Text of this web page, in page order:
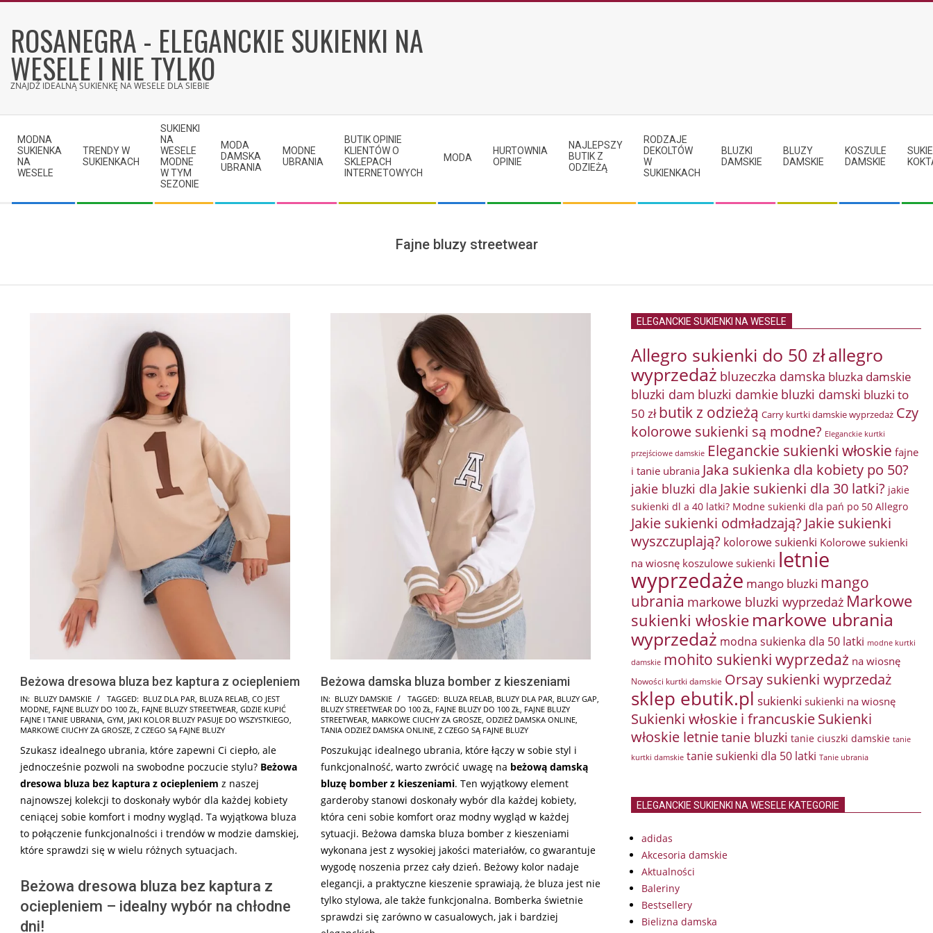
contentROSANEGRA - ELEGANCKIE SUKIENKI NA
WESELE I NIE TYLKO
ZNAJDŹ IDEALNĄ SUKIENKĘ NA WESELE DLA SIEBIE
Navigation
Menu
MODNA
SUKIENKA
NA
WESELE
TRENDY W
SUKIENKACH
SUKIENKI
NA
WESELE
MODNE
W TYM
SEZONIE
MODA
DAMSKA
UBRANIA
MODNE
UBRANIA
BUTIK OPINIE
KLIENTÓW O
SKLEPACH
INTERNETOWYCH
MODA
HURTOWNIA
OPINIE
NAJLEPSZY
BUTIK Z
ODZIEŻĄ
RODZAJE
DEKOLTÓW
W
SUKIENKACH
BLUZKI
DAMSKIE
BLUZY
DAMSKIE
KOSZULE
DAMSKIE
Fajne bluzy streetwear
Beżowa dresowa bluza bez kaptura z ociepleniem
2024-
09-
14
IN: BLUZY DAMSKIE TAGGED: BLUZ DLA PAR, BLUZA RELAB, CO JEST
MODNE, FAJNE BLUZY DO 100 ZŁ, FAJNE BLUZY STREETWEAR, GDZIE KUPIĆ
FAJNE I TANIE UBRANIA, GYM, JAKI KOLOR BLUZY PASUJE DO WSZYSTKIEGO,
MARKOWE CIUCHY ZA GROSZE, Z CZEGO SĄ FAJNE BLUZY
Szukasz idealnego ubrania, które zapewni Ci ciepło, ale
jednocześnie pozwoli na swobodne poczucie stylu? Beżowa
dresowa bluza bez kaptura z ociepleniem z naszej
najnowszej kolekcji to doskonały wybór dla każdej kobiety
ceniącej sobie komfort i modny wygląd. Ta wyjątkowa bluza
to połączenie funkcjonalności i trendów w modzie damskiej,
które sprawdzi się w wielu różnych sytuacjach.
Beżowa dresowa bluza bez kaptura z
ociepleniem – idealny wybór na chłodne
dni!
Beżowa damska bluza bomber z kieszeniami
2024-
09-
13
IN: BLUZY DAMSKIE TAGGED: BLUZA RELAB, BLUZY DLA PAR, BLUZY GAP,
BLUZY STREETWEAR DO 100 ZŁ, FAJNE BLUZY DO 100 ZŁ, FAJNE BLUZY
STREETWEAR, MARKOWE CIUCHY ZA GROSZE, ODZIEŻ DAMSKA ONLINE,
TANIA ODZIEŻ DAMSKA ONLINE, Z CZEGO SĄ FAJNE BLUZY
Poszukując idealnego ubrania, które łączy w sobie styl i
funkcjonalność, warto zwrócić uwagę na beżową damską
bluzę bomber z kieszeniami. Ten wyjątkowy element
garderoby stanowi doskonały wybór dla każdej kobiety,
która ceni sobie komfort oraz modny wygląd w każdej
sytuacji. Beżowa damska bluza bomber z kieszeniami
wykonana jest z wysokiej jakości materiałów, co gwarantuje
wygodę noszenia przez cały dzień. Beżowy kolor nadaje
elegancji, a praktyczne kieszenie sprawiają, że bluza jest nie
tylko stylowa, ale także funkcjonalna. Bomberka świetnie
sprawdzi się zarówno w casualowych, jak i bardziej
ELEGANCKIE SUKIENKI NA WESELE
Allegro sukienki do 50 złallegro
wyprzedaż bluzeczka damska bluzka damskie
bluzki dam bluzki damkie bluzki damski bluzki to
50 zł butik z odzieżą Carry kurtki damskie wyprzedaż Czy
kolorowe sukienki są modne? Eleganckie kurtki
przejściowe damskie Eleganckie sukienki włoskie fajne
i tanie ubrania Jaka sukienka dla kobiety po 50?
jakie bluzki dla Jakie sukienki dla 30 latki? jakie
sukienki dl a 40 latki? Modne sukienki dla pań po 50 Allegro
Jakie sukienki odmładzają? Jakie sukienki
wyszczuplają? kolorowe sukienki Kolorowe sukienki
na wiosnę koszulowe sukienki letnie
wyprzedaże mango bluzki mango
ubrania markowe bluzki wyprzedaż Markowe
sukienki włoskie markowe ubrania
wyprzedaż modna sukienka dla 50 latki modne kurtki
damskie mohito sukienki wyprzedaż na wiosnę
Nowości kurtki damskie Orsay sukienki wyprzedaż
sklep ebutik.pl sukienki sukienki na wiosnę
Sukienki włoskie i francuskieSukienki
włoskie letnietanie bluzki tanie ciuszki damskie tanie
kurtki damskie tanie sukienki dla 50 latki Tanie ubrania
ELEGANCKIE SUKIENKI NA WESELE KATEGORIE
adidas
Akcesoria damskie
Aktualności
Baleriny
Bestsellery
Bielizna damska